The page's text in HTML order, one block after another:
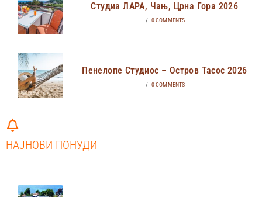
Студиа ЛАРА, Чањ, Црна Гора 2026
/ 0 COMMENTS
Пенелопе Студиос – Остров Тасос 2026
/ 0 COMMENTS
НАЈНОВИ ПОНУДИ